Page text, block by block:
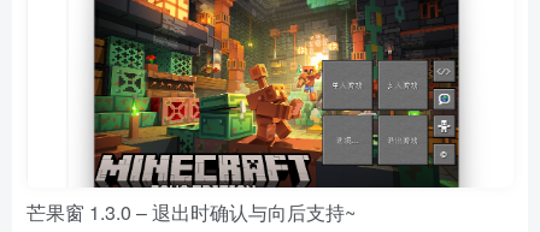
芒果窗 1.3.0 – 退出时确认与向后支持~